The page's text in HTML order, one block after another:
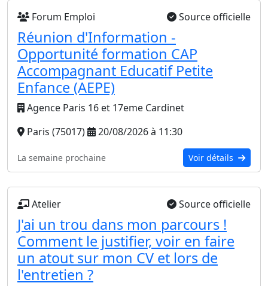
Forum Emploi Source officielle
Réunion d'Information -
Opportunité formation CAP
Accompagnant Educatif Petite
Enfance (AEPE)
Agence Paris 16 et 17eme Cardinet
Paris (75017)
20/08/2026 à 11:30
La semaine prochaine Voir détails
Atelier Source officielle
J'ai un trou dans mon parcours !
Comment le justifier, voir en faire
un atout sur mon CV et lors de
l'entretien ?